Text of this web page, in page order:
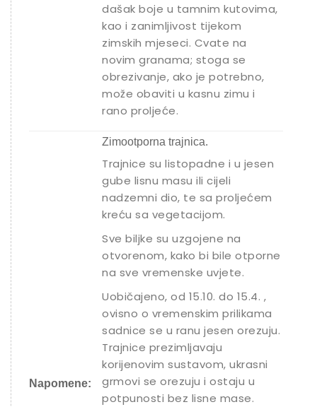
dašak boje u tamnim kutovima,
kao i zanimljivost tijekom
zimskih mjeseci. Cvate na
novim granama; stoga se
obrezivanje, ako je potrebno,
može obaviti u kasnu zimu i
rano proljeće.
Napomene:
Zimootporna trajnica.
Trajnice su listopadne i u jesen
gube lisnu masu ili cijeli
nadzemni dio, te sa proljećem
kreću sa vegetacijom.
Sve biljke su uzgojene na
otvorenom, kako bi bile otporne
na sve vremenske uvjete.
Uobičajeno, od 15.10. do 15.4. ,
ovisno o vremenskim prilikama
sadnice se u ranu jesen orezuju.
Trajnice prezimljavaju
korijenovim sustavom, ukrasni
grmovi se orezuju i ostaju u
potpunosti bez lisne mase.